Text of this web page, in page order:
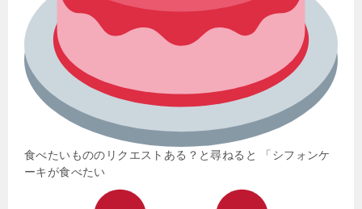
食べたいもののリクエストある？と尋ねると 「シフォンケ
ーキが食べたい